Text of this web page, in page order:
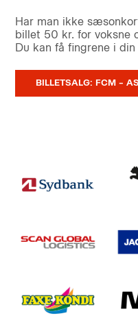
Har man ikke
billet 50 kr. for voksne
Du kan få fingrene i
BILLETSALG: FCM –